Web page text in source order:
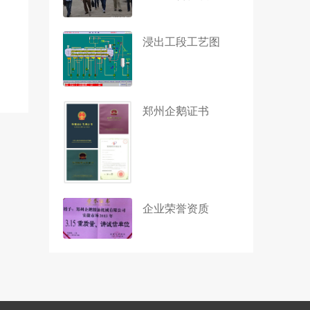
浸出工段工艺图
郑州企鹅证书
企业荣誉资质